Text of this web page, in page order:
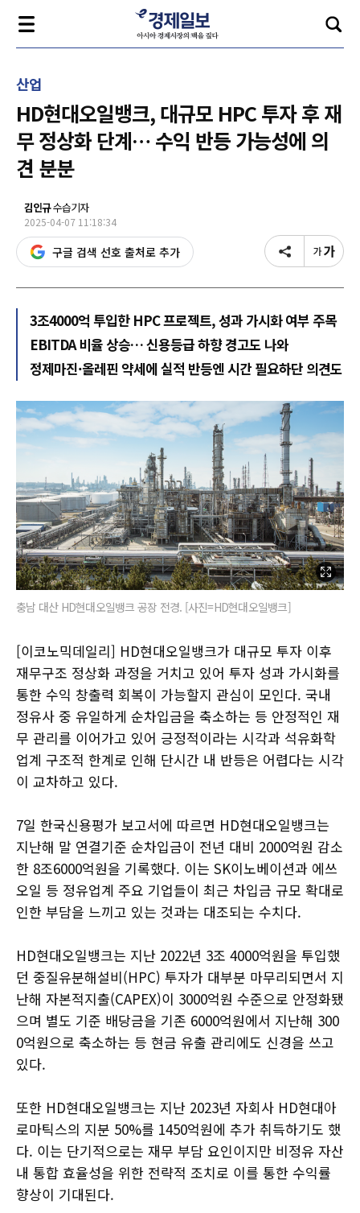
산업
HD현대오일뱅크, 대규모 HPC 투자 후 재
무 정상화 단계… 수익 반등 가능성에 의
견 분분
김인규수습기자
2025-04-07 11:18:34
구글 검색 선호 출처로 추가
3조4000억 투입한 HPC 프로젝트, 성과 가시화 여부 주목
EBITDA 비율 상승… 신용등급 하향 경고도 나와
정제마진·올레핀 약세에 실적 반등엔 시간 필요하단 의견도
충남 대산 HD현대오일뱅크 공장 전경. [사진=HD현대오일뱅크]
[이코노믹데일리] HD현대오일뱅크가 대규모 투자 이후
재무구조 정상화 과정을 거치고 있어 투자 성과 가시화를
통한 수익 창출력 회복이 가능할지 관심이 모인다. 국내
정유사 중 유일하게 순차입금을 축소하는 등 안정적인 재
무 관리를 이어가고 있어 긍정적이라는 시각과 석유화학
업계 구조적 한계로 인해 단시간 내 반등은 어렵다는 시각
이 교차하고 있다.
7일 한국신용평가 보고서에 따르면 HD현대오일뱅크는
지난해 말 연결기준 순차입금이 전년 대비 2000억원 감소
한 8조6000억원을 기록했다. 이는 SK이노베이션과 에쓰
오일 등 정유업계 주요 기업들이 최근 차입금 규모 확대로
인한 부담을 느끼고 있는 것과는 대조되는 수치다.
HD현대오일뱅크는 지난 2022년 3조 4000억원을 투입했
던 중질유분해설비(HPC) 투자가 대부분 마무리되면서 지
난해 자본적지출(CAPEX)이 3000억원 수준으로 안정화됐
으며 별도 기준 배당금을 기존 6000억원에서 지난해 300
0억원으로 축소하는 등 현금 유출 관리에도 신경을 쓰고
있다.
또한 HD현대오일뱅크는 지난 2023년 자회사 HD현대아
로마틱스의 지분 50%를 1450억원에 추가 취득하기도 했
다. 이는 단기적으로는 재무 부담 요인이지만 비정유 자산
내 통합 효율성을 위한 전략적 조치로 이를 통한 수익률
향상이 기대된다.